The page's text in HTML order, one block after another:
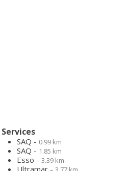
Services
SAQ - 0.99 km
SAQ - 1.85 km
Esso - 3.39 km
Ultramar -